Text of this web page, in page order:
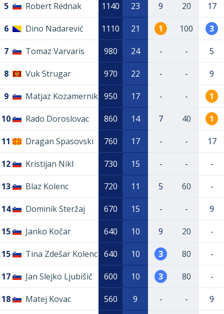
5 Robert Rednak 1140 23 9 20 17
6 Dino Nadarević 1110 21 1 100 3
7 Tomaz Varvaris 980 24 - - 5
8 Vuk Strugar 970 22 - - 9
9 Matjaz Kozamernik 950 17 - - 1
10 Rado Doroslovac 860 14 7 40 1
11 Dragan Spasovski 760 17 - - 17
12 Kristijan Nikl 730 15 - - -
13 Blaz Kolenc 720 11 5 60 -
14 Dominik Steržaj 670 15 - - 9
15 Janko Kočar 640 10 9 20 -
15 Tina Zdešar Kolenc 640 10 3 80 -
17 Jan Slejko Ljubišič 600 10 3 80 -
18 Matej Kovac 560 9 - - 9